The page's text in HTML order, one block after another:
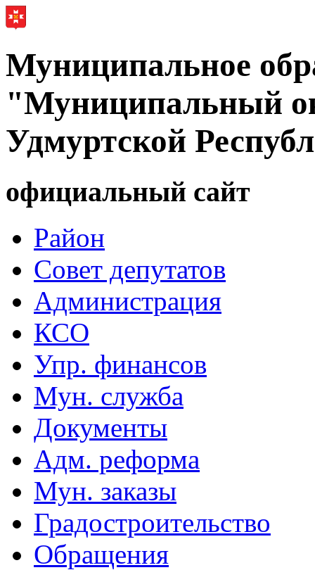
Муниципальное
"Муниципальный
Удмуртской
официальный сайт
Район
Совет депутатов
Администрация
КСО
Упр. финансов
Мун. служба
Документы
Адм. реформа
Мун. заказы
Градостроительство
Обращения